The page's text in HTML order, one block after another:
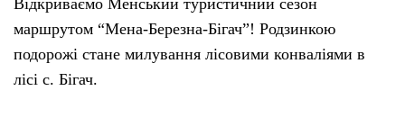
Відкриваємо Менський туристичний сезон
маршрутом “Мена-Березна-Бігач”! Родзинкою
подорожі стане милування лісовими конваліями в
лісі с. Бігач.